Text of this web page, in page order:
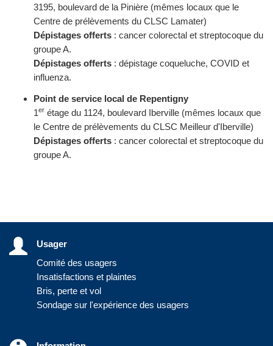
3195, boulevard de la Pinière (mêmes locaux que le
Centre de prélèvements du CLSC Lamater)
Dépistages offerts : cancer colorectal et streptocoque du
groupe A.
Dépistages offerts : dépistage coqueluche, COVID et
influenza.
Point de service local de Repentigny
1er étage du 1124, boulevard Iberville (mêmes locaux que
le Centre de prélèvements du CLSC Meilleur d'Iberville)
Dépistages offerts : cancer colorectal et streptocoque du
groupe A.
Usager
Comité des usagers
Insatisfactions et plaintes
Bris, perte et vol
Sondage sur l'expérience des usagers